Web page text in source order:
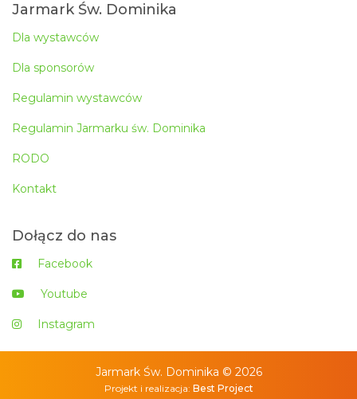
Jarmark Św. Dominika
Dla wystawców
Dla sponsorów
Regulamin wystawców
Regulamin Jarmarku św. Dominika
RODO
Kontakt
Dołącz do nas
Facebook
Youtube
Instagram
Jarmark Św. Dominika © 2026
Projekt i realizacja: Best Project